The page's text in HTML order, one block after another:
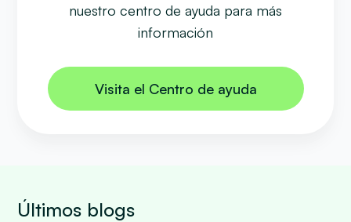
nuestro centro de ayuda para más
información
Visita el Centro de ayuda
Últimos blogs